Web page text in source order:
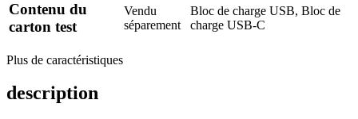
Contenu du
carton test
Vendu
séparement
Bloc de charge USB, Bloc de
charge USB-C
Plus de caractéristiques
description